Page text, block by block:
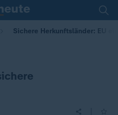
Sichere Herkunftsländer: EU